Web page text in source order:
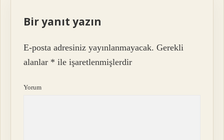
Bir yanıt yazın
E-posta adresiniz yayınlanmayacak. Gerekli
alanlar * ile işaretlenmişlerdir
Yorum